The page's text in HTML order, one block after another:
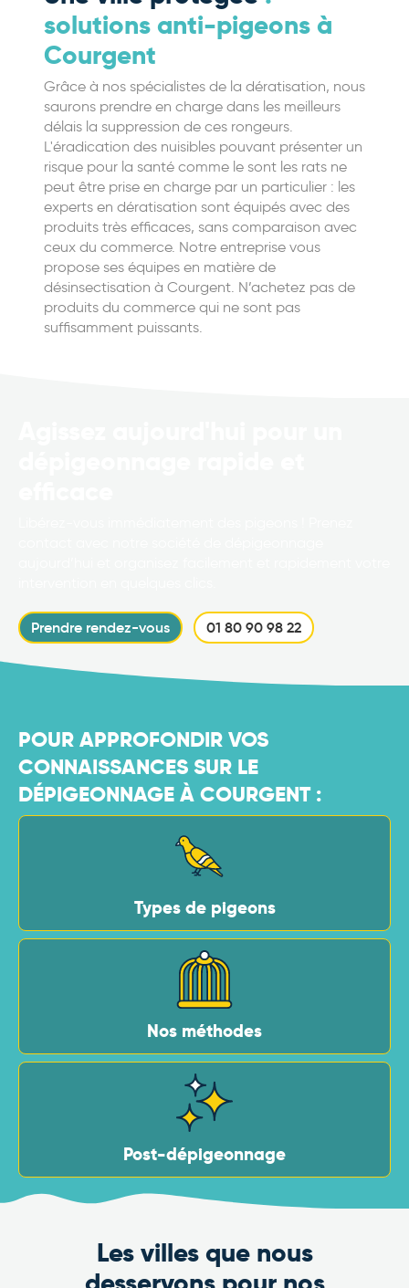
solutions anti-pigeons à
Courgent
Grâce à nos spécialistes de la dératisation, nous
saurons prendre en charge dans les meilleurs
délais la suppression de ces rongeurs.
L'éradication des nuisibles pouvant présenter un
risque pour la santé comme le sont les rats ne
peut être prise en charge par un particulier : les
experts en dératisation sont équipés avec des
produits très efficaces, sans comparaison avec
ceux du commerce. Notre entreprise vous
propose ses équipes en matière de
désinsectisation à Courgent. N’achetez pas de
produits du commerce qui ne sont pas
suffisamment puissants.
Prendre rendez-vous 01 80 90 98 22
POUR APPROFONDIR VOS
CONNAISSANCES SUR LE
DÉPIGEONNAGE À COURGENT :
Types de pigeons
Nos méthodes
Post-dépigeonnage
Les villes que nous